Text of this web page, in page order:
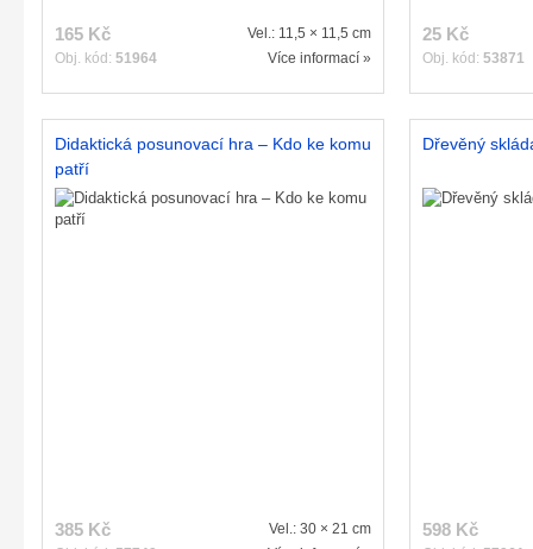
165 Kč
Obj. kód: 51964
Vel.: 11,5 × 11,5 cm
Více informací »
25 Kč
Obj. kód: 53871
Didaktická posunovací hra – Kdo ke komu
patří
385 Kč
Vel.: 30 × 21 cm
Dřevěný
598 Kč